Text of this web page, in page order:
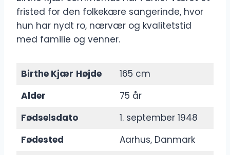
fristed for den folkekære sangerinde, hvor
hun har nydt ro, nærvær og kvalitetstid
med familie og venner.
Birthe Kjær Højde
165 cm
Alder
75 år
Fødselsdato
1. september 1948
Fødested
Aarhus, Danmark